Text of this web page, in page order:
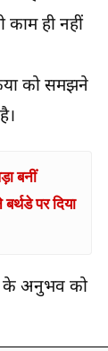
ही नहीं
को समझने
बनीं
बर्थडे पर दिया
के अनुभव को